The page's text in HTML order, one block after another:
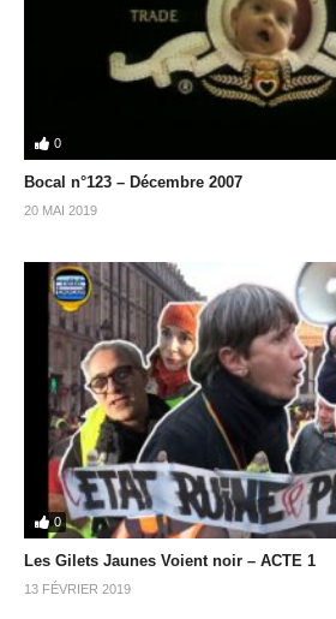
0
Bocal n°123 – Décembre 2007
20 MAI 2019
0
Les Gilets Jaunes Voient noir – ACTE 1
13 FÉVRIER 2019